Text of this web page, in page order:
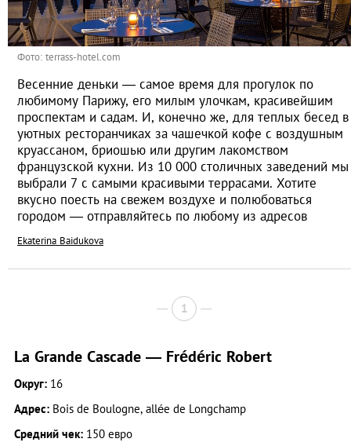
Фото: terrass-hotel.com
Весенние деньки — самое время для прогулок по
любимому Парижу, его милым улочкам, красивейшим
проспектам и садам. И, конечно же, для теплых бесед в
уютных ресторанчиках за чашечкой кофе с воздушным
круассаном, бриошью или другим лакомством
французской кухни. Из 10 000 столичных заведений мы
выбрали 7 с самыми красивыми террасами. Хотите
вкусно поесть на свежем воздухе и полюбоваться
городом — отправляйтесь по любому из адресов
Ekaterina Baidukova
1
La Grande Cascade — Frédéric Robert
Округ: 16
Адрес: Bois de Boulogne, allée de Longchamp
Средний чек: 150 евро